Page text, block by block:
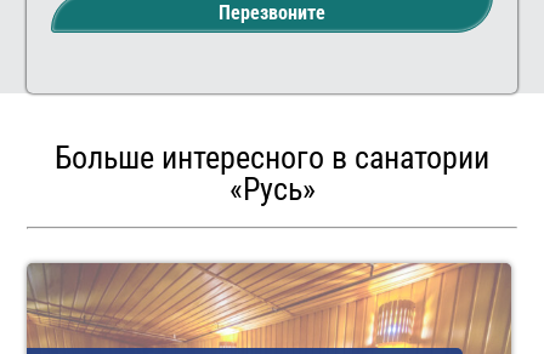
Перезвоните
Больше интересного в санатории
«Русь»